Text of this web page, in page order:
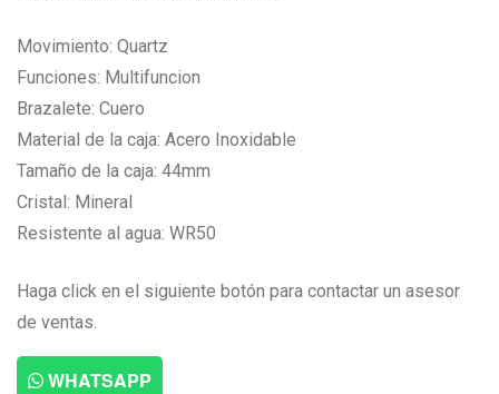
Movimiento: Quartz
Funciones: Multifuncion
Brazalete: Cuero
Material de la caja: Acero Inoxidable
Tamaño de la caja: 44mm
Cristal: Mineral
Resistente al agua: WR50
Haga click en el siguiente botón para contactar un asesor
de ventas.
WHATSAPP